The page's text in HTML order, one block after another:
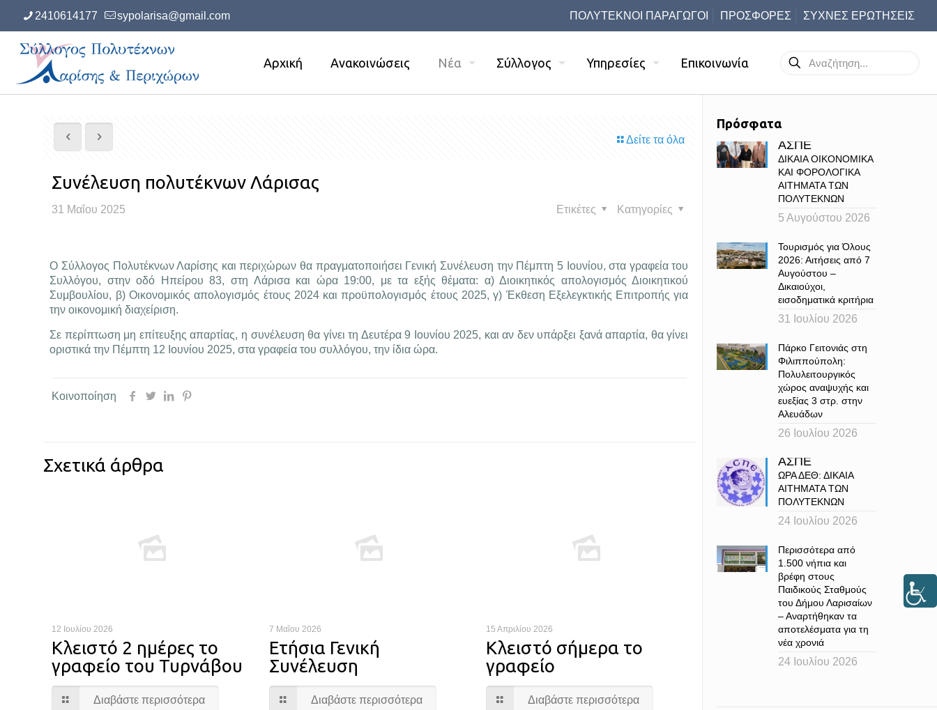
2410614177 sypolarisa@gmail.com ΠΟΛΥΤΕΚΝΟΙ ΠΑΡΑΓΩΓΟΙ ΠΡΟΣΦΟΡΕΣ ΣΥΧΝΕΣ ΕΡΩΤΗΣΕΙΣ
Αρχική Ανακοινώσεις Νέα Σύλλογος Υπηρεσίες Επικοινωνία
Δείτε τα όλα
Συνέλευση πολυτέκνων Λάρισας
31 Μαΐου 2025 Κατηγορίες
Ετικέτες
Ο Σύλλογος Πολυτέκνων Λαρίσης και περιχώρων θα πραγματοποιήσει Γενική Συνέλευση την Πέμπτη 5 Ιουνίου, στα γραφεία του
Συλλόγου, στην οδό Ηπείρου 83, στη Λάρισα και ώρα 19:00, με τα εξής θέματα: α) Διοικητικός απολογισμός Διοικητικού
Συμβουλίου, β) Οικονομικός απολογισμός έτους 2024 και προϋπολογισμός έτους 2025, γ) Έκθεση Εξελεγκτικής Επιτροπής για
την οικονομική διαχείριση.
Σε περίπτωση μη επίτευξης απαρτίας, η συνέλευση θα γίνει τη Δευτέρα 9 Ιουνίου 2025, και αν δεν υπάρξει ξανά απαρτία, θα γίνει
οριστικά την Πέμπτη 12 Ιουνίου 2025, στα γραφεία του συλλόγου, την ίδια ώρα.
Κοινοποίηση
Σχετικά άρθρα
12 Ιουλίου 2026
Κλειστό 2 ημέρες το
γραφείο του Τυρνάβου
Διαβάστε περισσότερα
7 Μαΐου 2026
Ετήσια Γενική
Συνέλευση
Διαβάστε περισσότερα
15 Απριλίου 2026
Κλειστό σήμερα το
γραφείο
Διαβάστε περισσότερα
Πρόσφατα
ΑΣΠΕ
ΔΙΚΑΙΑ ΟΙΚΟΝΟΜΙΚΑ
ΚΑΙ ΦΟΡΟΛΟΓΙΚΑ
ΑΙΤΗΜΑΤΑ ΤΩΝ
ΠΟΛΥΤΕΚΝΩΝ
5 Αυγούστου 2026
Τουρισμός για Όλους
2026: Αιτήσεις από 7
Αυγούστου –
Δικαιούχοι,
εισοδηματικά κριτήρια
31 Ιουλίου 2026
Πάρκο Γειτονιάς στη
Φιλιππούπολη:
Πολυλειτουργικός
χώρος αναψυχής και
ευεξίας 3 στρ. στην
Αλευάδων
26 Ιουλίου 2026
ΑΣΠΕ
ΩΡΑ ΔΕΘ: ΔΙΚΑΙΑ
ΑΙΤΗΜΑΤΑ ΤΩΝ
ΠΟΛΥΤΕΚΝΩΝ
24 Ιουλίου 2026
Περισσότερα από
1.500 νήπια και
βρέφη στους
Παιδικούς Σταθμούς
του Δήμου Λαρισαίων
– Αναρτήθηκαν τα
αποτελέσματα για τη
νέα χρονιά
24 Ιουλίου 2026